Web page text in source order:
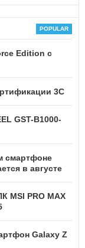
Edition с
3C
GST-B1000-
смартфоне
в августе
MSI PRO MAX
Galaxy Z